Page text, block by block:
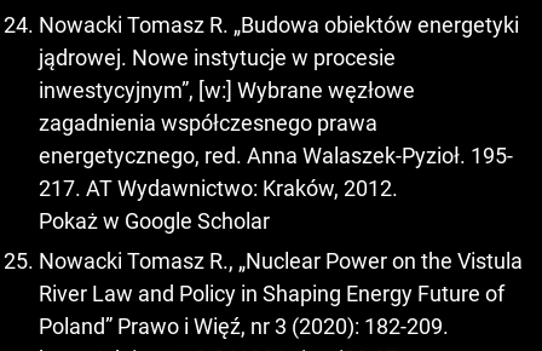
Nowacki Tomasz R. „Budowa obiektów energetyki
jądrowej. Nowe instytucje w procesie
inwestycyjnym”, [w:] Wybrane węzłowe
zagadnienia współczesnego prawa
energetycznego, red. Anna Walaszek-Pyzioł. 195-
217. AT Wydawnictwo: Kraków, 2012.
Pokaż w Google Scholar
Nowacki Tomasz R., „Nuclear Power on the Vistula
River Law and Policy in Shaping Energy Future of
Poland” Prawo i Więź, nr 3 (2020): 182-209.